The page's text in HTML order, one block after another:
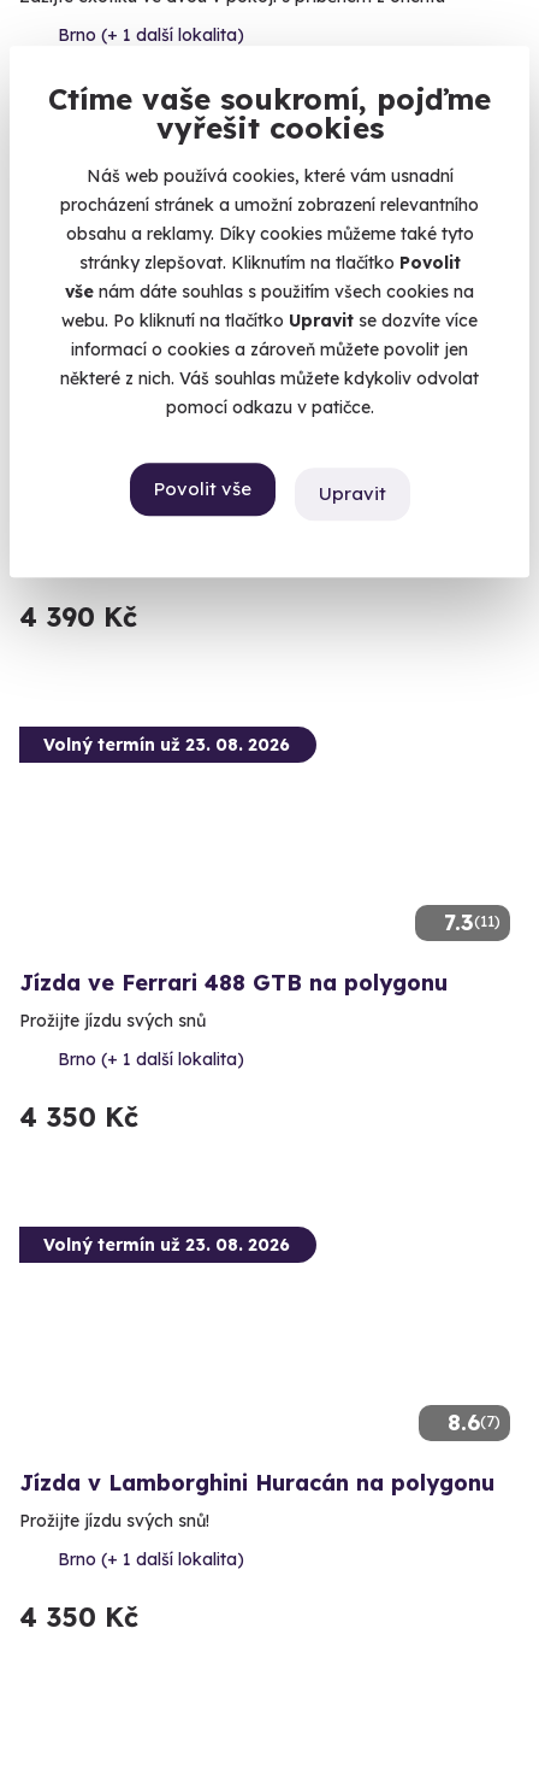
Ctíme vaše soukromí, pojďme
vyřešit cookies
Náš web používá cookies, které vám usnadní
procházení stránek a umožní zobrazení relevantního
obsahu a reklamy. Díky cookies můžeme také tyto
stránky zlepšovat. Kliknutím na tlačítko Povolit
vše nám dáte souhlas s použitím všech cookies na
webu. Po kliknutí na tlačítko Upravit se dozvíte více
informací o cookies a zároveň můžete povolit jen
některé z nich. Váš souhlas můžete kdykoliv odvolat
pomocí odkazu v patičce.
Povolit vše Upravit
Brno (+ 1 další lokalita)
4 969 Kč
4 469 Kč
Volný termín už 11. 08. 2026
Simulátor souboje stíhaček pro dva
Utkejte se v letovém duelu Spitfire vs. Messerschmitt!
4 390 Kč
7.3(11)
Volný termín už 23. 08. 2026
Jízda ve Ferrari 488 GTB na polygonu
Prožijte jízdu svých snů
Brno (+ 1 další lokalita)
4 350 Kč
8.6(7)
Volný termín už 23. 08. 2026
Jízda v Lamborghini Huracán na polygonu
Prožijte jízdu svých snů!
Brno (+ 1 další lokalita)
4 350 Kč